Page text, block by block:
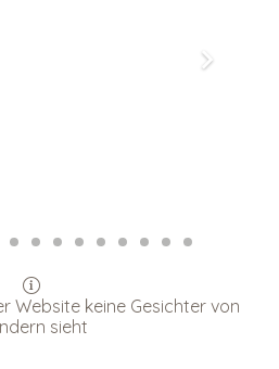
Website keine Gesichter von
sieht